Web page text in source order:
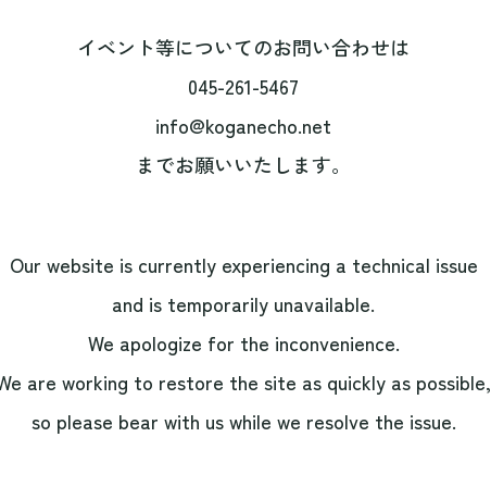
イベント等についてのお問い合わせは
045-261-5467
info@koganecho.net
までお願いいたします。
Our website is currently experiencing a technical issue
and is temporarily unavailable.
We apologize for the inconvenience.
are working to restore the site as quickly as possible,
so please bear with us while we resolve the issue.